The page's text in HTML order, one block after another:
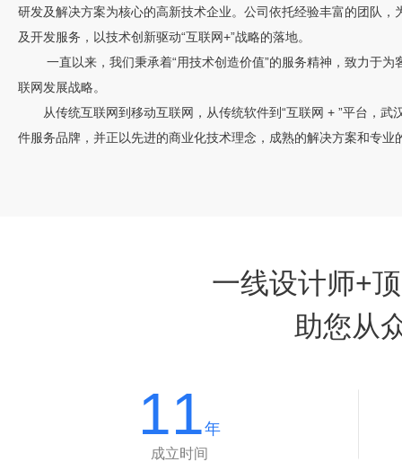
研发及解决方案为核心的高新技术企业。公司依托经验丰富的团队，
及开发服务，以技术创新驱动“互联网+”战略的落地。
一直以来，我们秉承着“用技术创造价值”的服务精神，致力于为
联网发展战略。
从传统互联网到移动互联网，从传统软件到“互联网 + ”平台，武
件服务品牌，并正以先进的商业化技术理念，成熟的解决方案和专业
一线设计师+
助您从
11年
成立时间